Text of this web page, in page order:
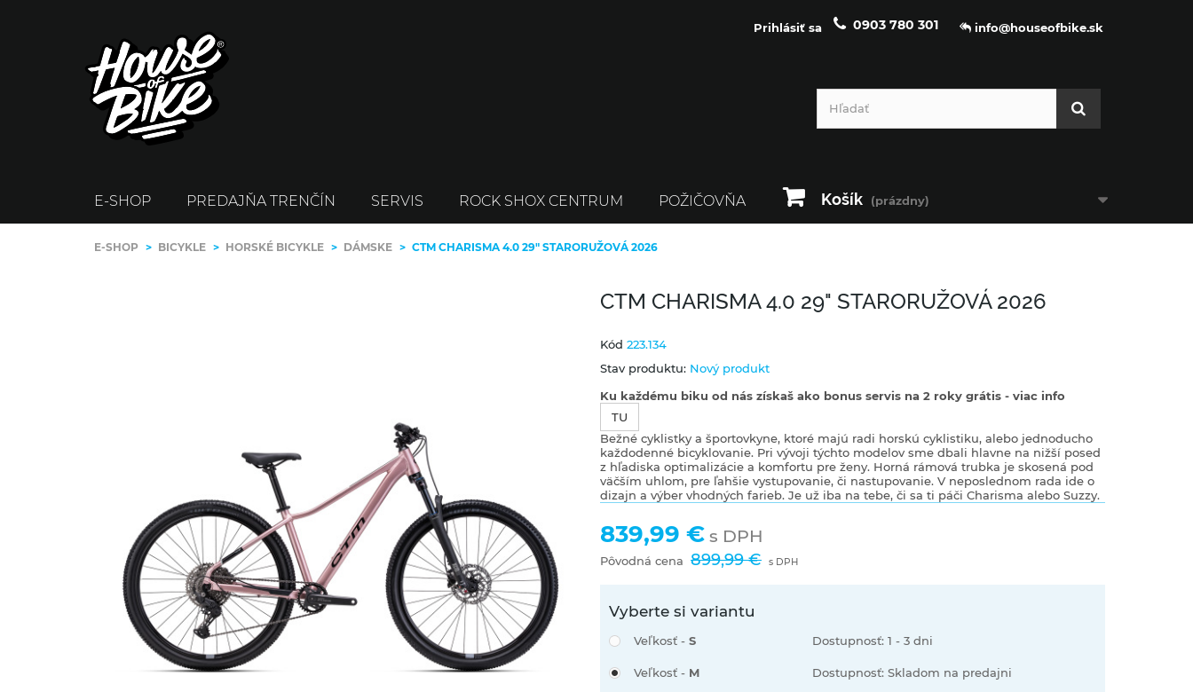
info@houseofbike.sk
0903 780 301
Prihlásiť sa
Košík (prázdny)
E-SHOP PREDAJŇA TRENČÍN SERVIS ROCK SHOX CENTRUM POŽIČOVŇA
E-SHOP > BICYKLE > HORSKÉ BICYKLE > DÁMSKE > CTM CHARISMA 4.0 29" STARORUŽOVÁ 2026
CTM CHARISMA 4.0 29" STARORUŽOVÁ 2026
Kód 223.134
Stav produktu: Nový produkt
Ku každému biku od nás získaš ako bonus servis na 2 roky grátis - viac info
TU
Bežné cyklistky a športovkyne, ktoré majú radi horskú cyklistiku, alebo jednoducho
každodenné bicyklovanie. Pri vývoji týchto modelov sme dbali hlavne na nižší posed
z hľadiska optimalizácie a komfortu pre ženy. Horná rámová trubka je skosená pod
väčším uhlom, pre ľahšie vystupovanie, či nastupovanie. V neposlednom rada ide o
dizajn a výber vhodných farieb. Je už iba na tebe, či sa ti páči Charisma alebo Suzzy.
839,99 € s DPH
Pôvodná cena 899,99 € s DPH
Vyberte si variantu
Veľkosť - S Dostupnosť: 1 - 3 dni
Veľkosť - M Dostupnosť: Skladom na predajni